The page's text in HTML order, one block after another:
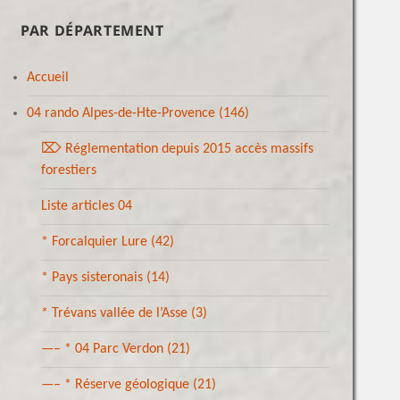
PAR DÉPARTEMENT
Accueil
04 rando Alpes-de-Hte-Provence (146)
⌦ Réglementation depuis 2015 accès massifs
forestiers
Liste articles 04
* Forcalquier Lure (42)
* Pays sisteronais (14)
* Trévans vallée de l’Asse (3)
—– * 04 Parc Verdon (21)
—– * Réserve géologique (21)